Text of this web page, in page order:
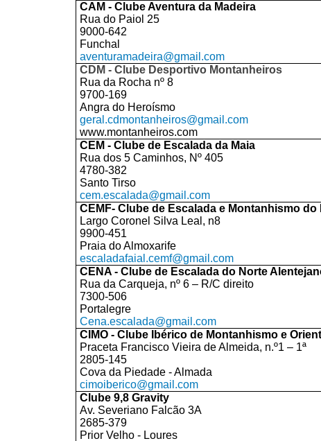
CAM - Clube Aventura da Madeira
Rua do Paiol 25
9000-642
Funchal
aventuramadeira@gmail.com
CDM - Clube Desportivo Montanheiros
Rua da Rocha nº 8
9700-169
Angra do Heroísmo
geral.cdmontanheiros@gmail.com
www.montanheiros.com
CEM - Clube de Escalada da Maia
Rua dos 5 Caminhos, Nº 405
4780-382
Santo Tirso
cem.escalada@gmail.com
CEMF- Clube de Escalada e Montanhismo do
Largo Coronel Silva Leal, n8
9900-451
Praia do Almoxarife
escaladafaial.cemf@gmail.com
CENA - Clube de Escalada do Norte
Rua da Carqueja, nº 6 – R/C direito
7300-506
Portalegre
Cena.escalada@gmail.com
CIMO - Clube Ibérico de Montanhismo e
Praceta Francisco Vieira de Almeida, n.º1 – 1ª
2805-145
Cova da Piedade - Almada
cimoiberico@gmail.com
Clube 9,8 Gravity
Av. Severiano Falcão 3A
2685-379
Prior Velho - Loures